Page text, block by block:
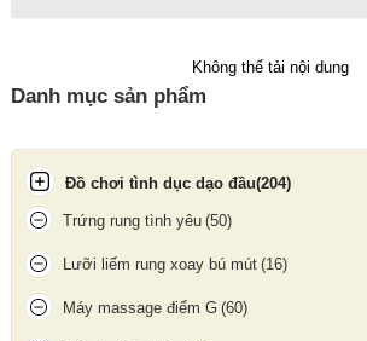
Làm dịu và thư giãn cơ thể sau khi vận
Tăng cường lưu thông máu, giúp làn da
hơn.
Khi dùng với sextoy, dầu mang lại cảm
giúp giảm ma sát, tăng kích thích và dễ
Không thể tải nội dung
Danh mục sản phẩm
Đồ chơi tình dục dạo đầu(204)
Trứng rung tình yêu (50)
Lưỡi liếm rung xoay bú mút (16)
Máy massage điểm G (60)